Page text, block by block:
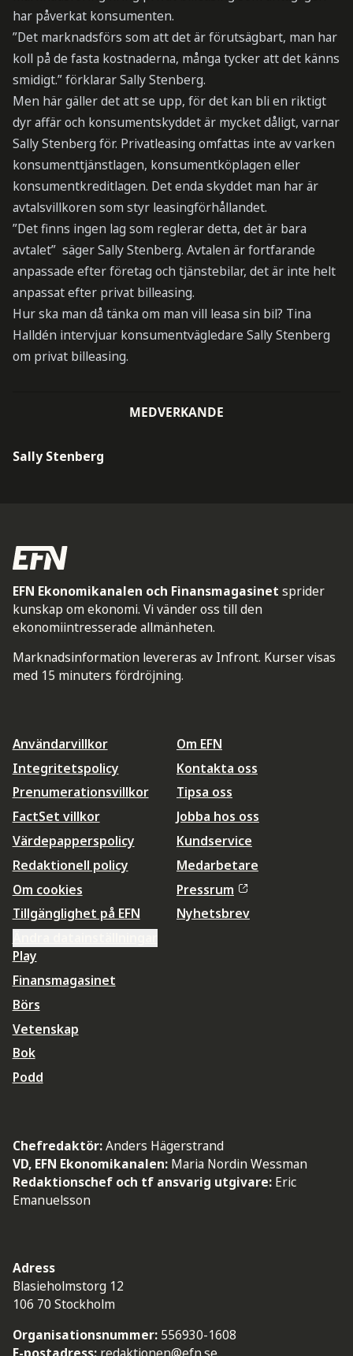
har påverkat konsumenten.
”Det marknadsförs som att det är förutsägbart, man har
koll på de fasta kostnaderna, många tycker att det känns
smidigt.” förklarar Sally Stenberg.
Men här gäller det att se upp, för det kan bli en riktigt
dyr affär och konsumentskyddet är mycket dåligt, varnar
Sally Stenberg för. Privatleasing omfattas inte av varken
konsumenttjänstlagen, konsumentköplagen eller
konsumentkreditlagen. Det enda skyddet man har är
avtalsvillkoren som styr leasingförhållandet.
”Det finns ingen lag som reglerar detta, det är bara
avtalet” säger Sally Stenberg. Avtalen är fortfarande
anpassade efter företag och tjänstebilar, det är inte helt
anpassat efter privat billeasing.
Hur ska man då tänka om man vill leasa sin bil? Tina
Halldén intervjuar konsumentvägledare Sally Stenberg
om privat billeasing.
MEDVERKANDE
Sally Stenberg
EFN Ekonomikanalen och Finansmagasinet sprider
kunskap om ekonomi. Vi vänder oss till den
ekonomiintresserade allmänheten.
Marknadsinformation levereras av Infront. Kurser visas
med 15 minuters fördröjning.
Användarvillkor
Integritetspolicy
Prenumerationsvillkor
FactSet villkor
Värdepapperspolicy
Redaktionell policy
Om cookies
Tillgänglighet på EFN
Om EFN
Kontakta oss
Tipsa oss
Jobba hos oss
Kundservice
Medarbetare
Pressrum
Nyhetsbrev
Play
Finansmagasinet
Börs
Vetenskap
Bok
Podd
Chefredaktör:Anders Hägerstrand
VD, EFN Ekonomikanalen: Maria Nordin Wessman
Redaktionschef och tf ansvarig utgivare: Eric
Emanuelsson
Adress
Blasieholmstorg 12
106 70 Stockholm
Organisationsnummer: 556930-1608
E-postadress: redaktionen@efn.se